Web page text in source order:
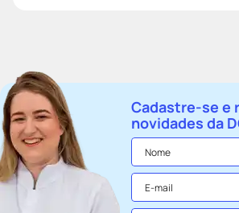
Cadastre-se e
novidades da